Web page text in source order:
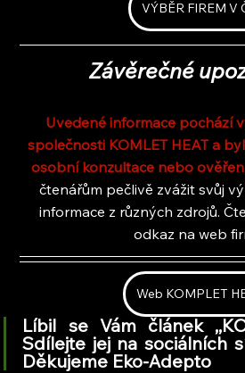
VÝBĚR FIREM V
Závěrečné
Uvedené informace pochází
společnosti KOMLET HEAT a
osobní konzultace nebo
čtenářům pečlivě zvážit svůj
informace z různých zdrojů.
odkaz na web
Web KOMPLET
Líbil se Vám článek
Sdílejte jej na sociálních
Děkujeme Eko-Adepto